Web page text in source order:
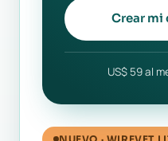
Crear mi
US$ 59 al